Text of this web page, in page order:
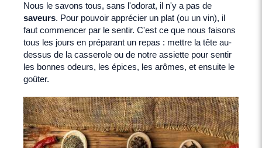
Nous le savons tous, sans l'odorat, il n'y a pas de
saveurs. Pour pouvoir apprécier un plat (ou un vin), il
faut commencer par le sentir. C'est ce que nous faisons
tous les jours en préparant un repas : mettre la tête au-
dessus de la casserole ou de notre assiette pour sentir
les bonnes odeurs, les épices, les arômes, et ensuite le
goûter.